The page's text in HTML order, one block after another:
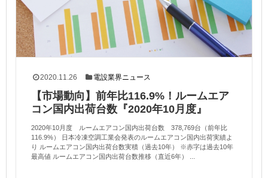
2020.11.26 電設業界ニュース
【市場動向】前年比116.9%！ルームエア
コン国内出荷台数『2020年10月度』
2020年10月度 ルームエアコン国内出荷台数 378,769台（前年比
116.9%） 日本冷凍空調工業会発表のルームエアコン国内出荷実績よ
り ルームエアコン国内出荷台数実積（過去10年） ※赤字は過去10年
最高値 ルームエアコン国内出荷台数推移（直近6年） ...